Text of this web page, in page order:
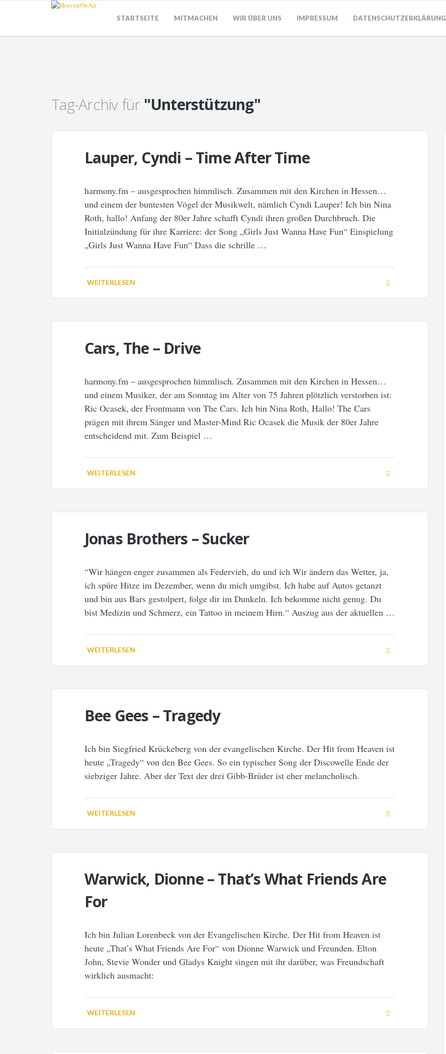
STARTSEITE MITMACHEN WIR ÜBER UNS IMPRESSUM DATENSCHUTZERKLÄRUNG
Tag-Archiv für "Unterstützung"
Lauper, Cyndi – Time After Time
harmony.fm – ausgesprochen himmlisch. Zusammen mit den Kirchen in Hessen…
und einem der buntesten Vögel der Musikwelt, nämlich Cyndi Lauper! Ich bin Nina
Roth, hallo! Anfang der 80er Jahre schafft Cyndi ihren großen Durchbruch. Die
Initialzündung für ihre Karriere: der Song „Girls Just Wanna Have Fun“ Einspielung
„Girls Just Wanna Have Fun“ Dass die schrille …
WEITERLESEN
Cars, The – Drive
harmony.fm – ausgesprochen himmlisch. Zusammen mit den Kirchen in Hessen…
und einem Musiker, der am Sonntag im Alter von 75 Jahren plötzlich verstorben ist:
Ric Ocasek, der Frontmann von The Cars. Ich bin Nina Roth, Hallo! The Cars
prägen mit ihrem Sänger und Master-Mind Ric Ocasek die Musik der 80er Jahre
entscheidend mit. Zum Beispiel …
WEITERLESEN
Jonas Brothers – Sucker
“Wir hängen enger zusammen als Federvieh, du und ich Wir ändern das Wetter, ja,
ich spüre Hitze im Dezember, wenn du mich umgibst. Ich habe auf Autos getanzt
und bin aus Bars gestolpert, folge dir im Dunkeln. Ich bekomme nicht genug. Du
bist Medizin und Schmerz, ein Tattoo in meinem Hirn.“ Auszug aus der aktuellen …
WEITERLESEN
Bee Gees – Tragedy
Ich bin Siegfried Krückeberg von der evangelischen Kirche. Der Hit from Heaven ist
heute „Tragedy“ von den Bee Gees. So ein typischer Song der Discowelle Ende der
siebziger Jahre. Aber der Text der drei Gibb-Brüder ist eher melancholisch.
WEITERLESEN
Warwick, Dionne – That’s What Friends Are
For
Ich bin Julian Lorenbeck von der Evangelischen Kirche. Der Hit from Heaven ist
heute „That’s What Friends Are For“ von Dionne Warwick und Freunden. Elton
John, Stevie Wonder und Gladys Knight singen mit ihr darüber, was Freundschaft
wirklich ausmacht:
WEITERLESEN